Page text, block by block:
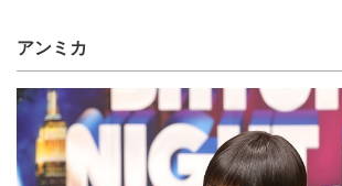
アンミカ